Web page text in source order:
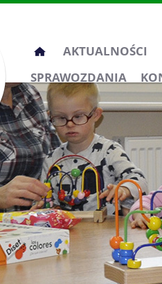
Przeskocz
do
treści
AKTUALNOŚCI
SPRAWOZDANIA